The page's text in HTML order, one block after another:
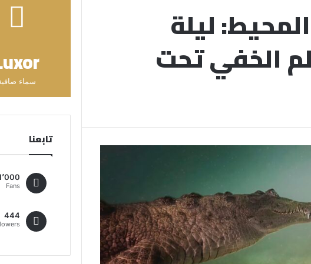
ليلة
الخفي تحت سماء
تابعنا
Fans
444